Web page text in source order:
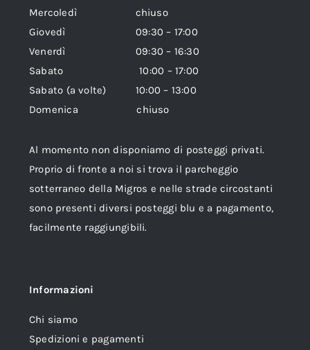
Mercoledì chiuso
Giovedì 09:30 – 17:00
Venerdì 09:30 – 16:30
Sabato 10:00 – 17:00
Sabato (a volte) 10:00 – 13:00
Domenica chiuso
Al momento non disponiamo di posteggi privati.
Proprio di fronte a noi si trova il parcheggio
sotterraneo della Migros e nelle strade circostanti
sono presenti diversi posteggi blu e a pagamento,
facilmente raggiungibili.
Informazioni
Chi siamo
Spedizioni e pagamenti